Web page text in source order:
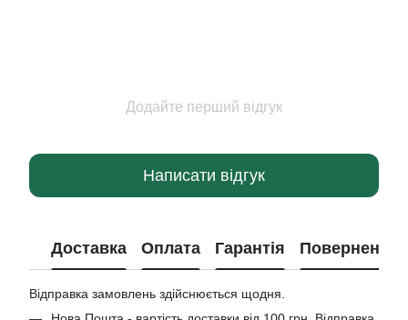
Додайте перший відгук
Написати відгук
Доставка Оплата Гарантія Повернення
Відправка замовлень здійснюється щодня.